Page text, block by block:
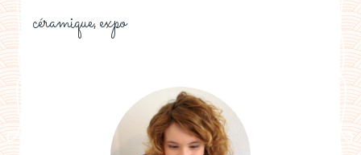
céramique, expo